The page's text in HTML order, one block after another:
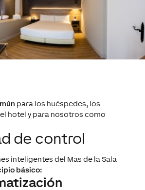
para los huéspedes, los
hotel y para nosotros como
de control
inteligentes del Mas de la Sala
básico: